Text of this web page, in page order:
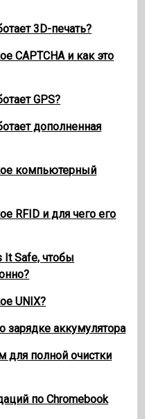
3D-печать?
CAPTCHA и как это
GPS?
дополненная
компьютерный
RFID и для чего его
It Safe, чтобы
UNIX?
зарядке аккумулятора
для полной очистки
по Chromebook